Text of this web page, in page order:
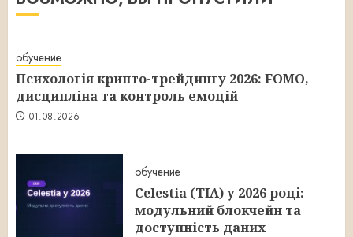
обучение
Психологія крипто-трейдингу 2026: FOMO,
дисципліна та контроль емоцій
01.08.2026
обучение
Celestia (TIA) у 2026 році:
модульний блокчейн та
доступність даних